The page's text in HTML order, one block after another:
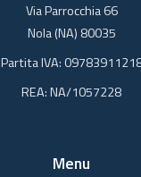
Via Parrocchia 66
Nola (NA) 80035
Partita IVA:
REA: NA/1057228
Menu